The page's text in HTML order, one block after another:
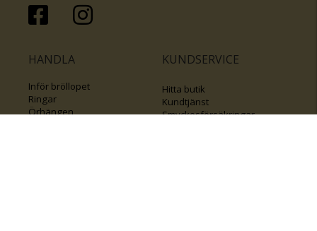
HANDLA
Inför bröllopet
Ringar
Örhängen
KUNDSERVICE
Hitta butik
Kundtjänst
Smyckesförsäkringar